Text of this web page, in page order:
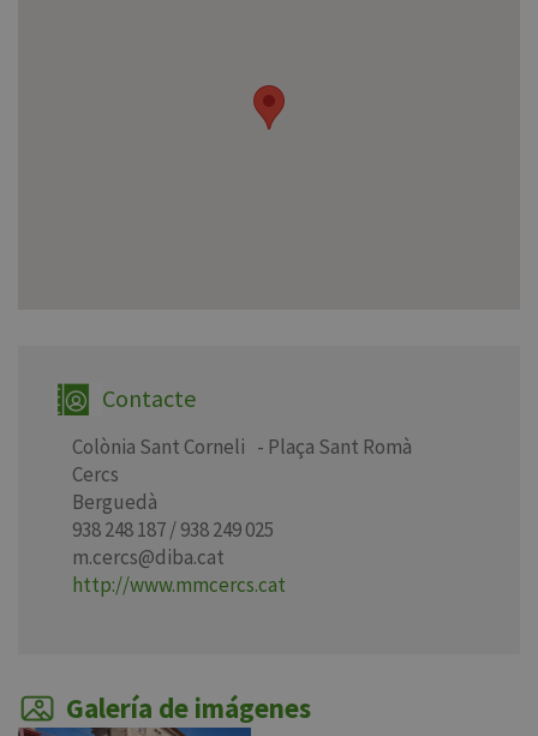
Contacte
Colònia Sant Corneli - Plaça Sant Romà
Cercs
Berguedà
938 248 187 / 938 249 025
m.cercs@diba.cat
http://www.mmcercs.cat
Galería de imágenes